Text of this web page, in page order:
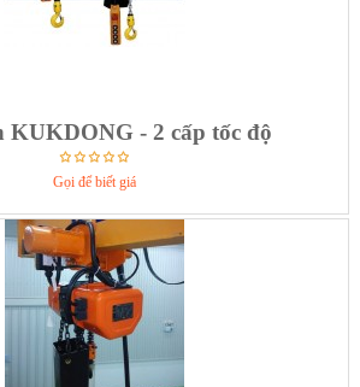
KUKDONG - 2 cấp tốc độ
Gọi để biết giá